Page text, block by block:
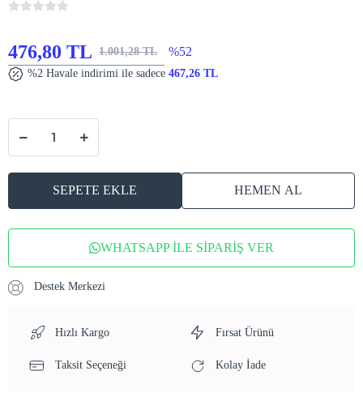
476,80 TL 1.001,28 TL %52
%2 Havale indirimi ile sadece 467,26 TL
SEPETE EKLE HEMEN AL
WHATSAPP İLE SİPARİŞ VER
Destek Merkezi
Hızlı Kargo Fırsat Ürünü
Taksit Seçeneği Kolay İade